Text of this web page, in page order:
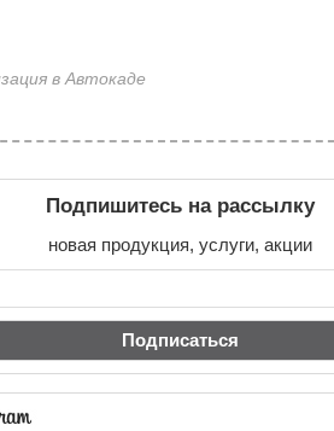
в Автокаде
Подпишитесь на рассылку
новая продукция, услуги, акции